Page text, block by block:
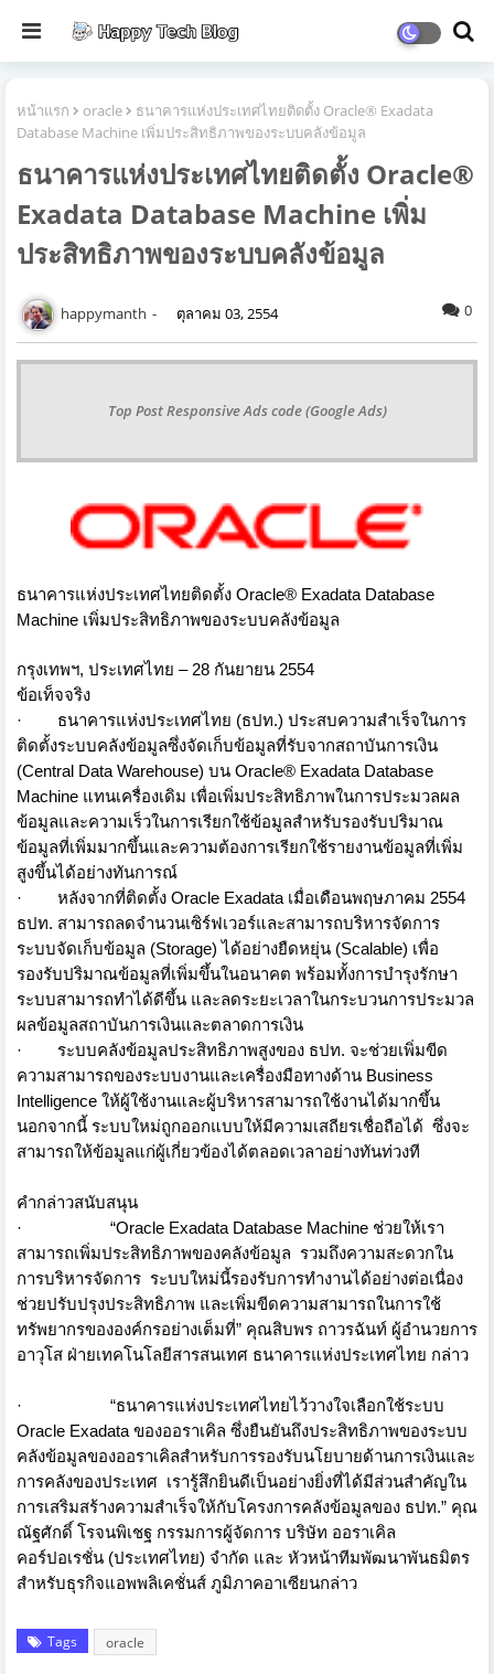
หน้าแรก oracle
ธนาคารแห่งประเทศไทยติดตั้ง Oracle® Exadata
Database Machine เพิ่มประสิทธิภาพของระบบคลังข้อมูล
ธนาคารแห่งประเทศไทยติดตั้ง Oracle®
Exadata Database Machine เพิ่ม
ประสิทธิภาพของระบบคลังข้อมูล
happymanth ตุลาคม 03, 2554 0
Top Post Responsive Ads code (Google Ads)
ธนาคารแห่งประเทศไทยติดตั้ง Oracle® Exadata Database
Machine เพิ่มประสิทธิภาพของระบบคลังข้อมูล
กรุงเทพฯ, ประเทศไทย – 28 กันยายน 2554
ข้อเท็จจริง
· ธนาคารแห่งประเทศไทย (ธปท.) ประสบความสำเร็จในการ
ติดตั้งระบบคลังข้อมูลซึ่งจัดเก็บข้อมูลที่รับจากสถาบันการเงิน
(Central Data Warehouse) บน Oracle® Exadata Database
Machine แทนเครื่องเดิม เพื่อเพิ่มประสิทธิภาพในการประมวลผล
ข้อมูลและความเร็วในการเรียกใช้ข้อมูลสำหรับรองรับปริมาณ
ข้อมูลที่เพิ่มมากขึ้นและความต้องการเรียกใช้รายงานข้อมูลที่เพิ่ม
สูงขึ้นได้อย่างทันการณ์
· หลังจากที่ติดตั้ง Oracle Exadata เมื่อเดือนพฤษภาคม 2554
ธปท. สามารถลดจำนวนเซิร์ฟเวอร์และสามารถบริหารจัดการ
ระบบจัดเก็บข้อมูล (Storage) ได้อย่างยืดหยุ่น (Scalable) เพื่อ
รองรับปริมาณข้อมูลที่เพิ่มขึ้นในอนาคต พร้อมทั้งการบำรุงรักษา
ระบบสามารถทำได้ดีขึ้น และลดระยะเวลาในกระบวนการประมวล
ผลข้อมูลสถาบันการเงินและตลาดการเงิน
· ระบบคลังข้อมูลประสิทธิภาพสูงของ ธปท. จะช่วยเพิ่มขีด
ความสามารถของระบบงานและเครื่องมือทางด้าน Business
Intelligence ให้ผู้ใช้งานและผู้บริหารสามารถใช้งานได้มากขึ้น
นอกจากนี้ ระบบใหม่ถูกออกแบบให้มีความเสถียรเชื่อถือได้ ซึ่งจะ
สามารถให้ข้อมูลแก่ผู้เกี่ยวข้องได้ตลอดเวลาอย่างทันท่วงที
คำกล่าวสนับสนุน
· “Oracle Exadata Database Machine ช่วยให้เรา
สามารถเพิ่มประสิทธิภาพของคลังข้อมูล รวมถึงความสะดวกใน
การบริหารจัดการ ระบบใหม่นี้รองรับการทำงานได้อย่างต่อเนื่อง
ช่วยปรับปรุงประสิทธิภาพ และเพิ่มขีดความสามารถในการใช้
ทรัพยากรขององค์กรอย่างเต็มที่” คุณสิบพร ถาวรฉันท์ ผู้อำนวยการ
อาวุโส ฝ่ายเทคโนโลยีสารสนเทศ ธนาคารแห่งประเทศไทย กล่าว
· “ธนาคารแห่งประเทศไทยไว้วางใจเลือกใช้ระบบ
Oracle Exadata ของออราเคิล ซึ่งยืนยันถึงประสิทธิภาพของระบบ
คลังข้อมูลของออราเคิลสำหรับการรองรับนโยบายด้านการเงินและ
การคลังของประเทศ เรารู้สึกยินดีเป็นอย่างยิ่งที่ได้มีส่วนสำคัญใน
การเสริมสร้างความสำเร็จให้กับโครงการคลังข้อมูลของ ธปท.” คุณ
ณัฐศักดิ์ โรจนพิเชฐ กรรมการผู้จัดการ บริษัท ออราเคิล
คอร์ปอเรชั่น (ประเทศไทย) จำกัด และ หัวหน้าทีมพัฒนาพันธมิตร
สำหรับธุรกิจแอพพลิเคชั่นส์ ภูมิภาคอาเซียนกล่าว
Tags oracle